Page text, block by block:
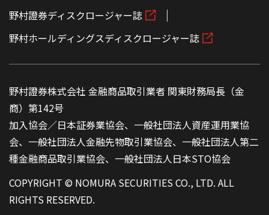
野村證券ディスクロージャー誌
野村ホールディングスディスクロージャー誌
野村證券株式会社 金融商品取引業者 関東財務局長（金
商）第142号
加入協会／日本証券業協会、一般社団法人資産運用業協
会、一般社団法人金融先物取引業協会、一般社団法人第二
種金融商品取引業協会、一般社団法人日本STO協会
COPYRIGHT © NOMURA SECURITIES CO., LTD. ALL
RIGHTS RESERVED.